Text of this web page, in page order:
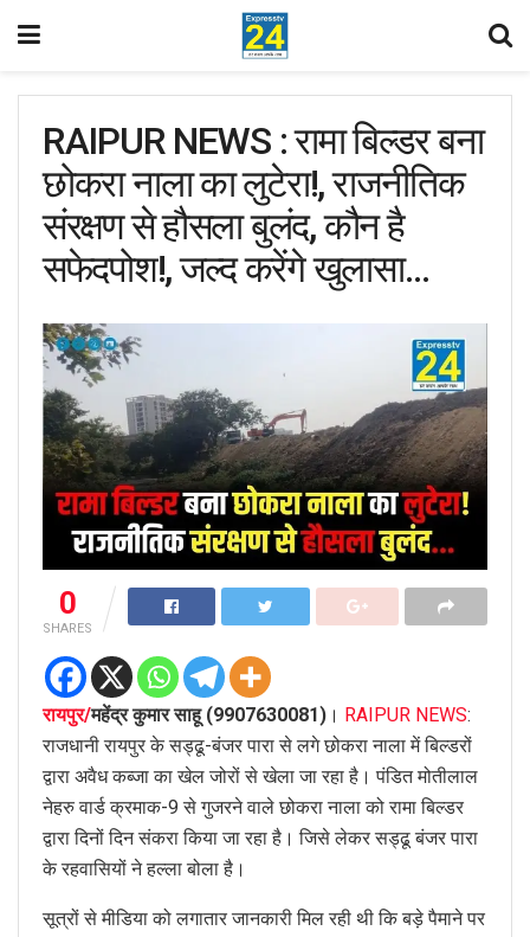
RAIPUR NEWS : रामा बिल्डर बना
छोकरा नाला का लुटेरा!, राजनीतिक
संरक्षण से हौसला बुलंद, कौन है
सफेदपोश!, जल्द करेंगे खुलासा…
0
SHARES
रायपुर/महेंद्र कुमार साहू (9907630081) । RAIPUR NEWS:
राजधानी रायपुर के सड्ढू-बंजर पारा से लगे छोकरा नाला में बिल्डरों
द्वारा अवैध कब्जा का खेल जोरों से खेला जा रहा है। पंडित मोतीलाल
नेहरु वार्ड क्रमाक-9 से गुजरने वाले छोकरा नाला को रामा बिल्डर
द्वारा दिनों दिन संकरा किया जा रहा है। जिसे लेकर सड्ढू बंजर पारा
के रहवासियों ने हल्ला बोला है।
सूत्रों से मीडिया को लगातार जानकारी मिल रही थी कि बड़े पैमाने पर